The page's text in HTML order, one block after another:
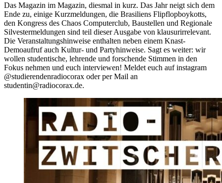
Das Magazin im Magazin, diesmal in kurz. Das Jahr neigt sich dem
Ende zu, einige Kurzmeldungen, die Brasiliens Flipflopboykotts,
den Kongress des Chaos Computerclub, Baustellen und Regionale
Silvestermeldungen sind teil dieser Ausgabe von klausurirrelevant.
Die Veranstaltungshinweise enthalten neben einem Knast-
Demoaufruf auch Kultur- und Partyhinweise. Sagt es weiter: wir
wollen studentische, lehrende und forschende Stimmen in den
Fokus nehmen und euch interviewen! Meldet euch auf instagram
@studierendenradiocorax oder per Mail an
studentin@radiocorax.de.